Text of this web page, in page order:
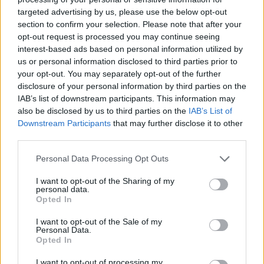
targeted advertising by us, please use the below opt-out
section to confirm your selection. Please note that after your
opt-out request is processed you may continue seeing
interest-based ads based on personal information utilized by
us or personal information disclosed to third parties prior to
your opt-out. You may separately opt-out of the further
disclosure of your personal information by third parties on the
IAB’s list of downstream participants. This information may
also be disclosed by us to third parties on the IAB’s List of
Downstream Participants that may further disclose it to other
Personal Data Processing Opt Outs
I want to opt-out of the Sharing of my
personal data.
Opted In
I want to opt-out of the Sale of my
Personal Data.
Opted In
I want to opt-out of processing my
internazionale, quali: European Youth Forum (network
internazionale che rappresenta più di un centinaio di
organizzazioni giovanili), Consiglio Nazionale dei Giovani,
Fondazione Feltrinelli, Parco Nord, oltre che in
collaborazione con i gruppi di ricerca afferenti a
MUSA. Chiuderà la mattinata del 13 i lavori di B-YOUth
Forum, Tiziana Elli, l’Assessora Parità di genere, Sport,
Quartieri popolari, Comunicazione istituzionale, Politiche
giovanili, CAM e CAG del Municipio 9 di Milano.
Nel pomeriggio del 12 e del 13, invece, gli eventi saranno
aperti alla cittadinanza come occasione di incontro con
educazione digitale, pratiche di inclusione e cittadinanza
attiva, biodiversità urbana, spazio pubblico. Tra le
iniziative ad opera delle azioni di MUSA che animeranno
le due giornate, ‘
che attraverso una esplorazione del territorio
catapulterà i partecipanti nel racconto collettivo di